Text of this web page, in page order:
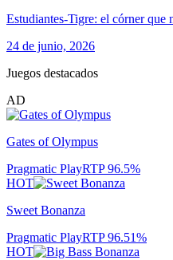
Estudiantes-Tigre: el córner que
24 de junio, 2026
Juegos destacados
AD
Gates of Olympus
Pragmatic PlayRTP96.5%
HOT
Sweet Bonanza
Pragmatic PlayRTP96.51%
HOT